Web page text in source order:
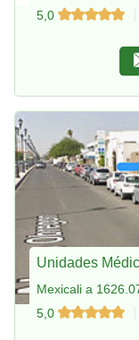
5,0
Unidades
Mexicali a
5,0